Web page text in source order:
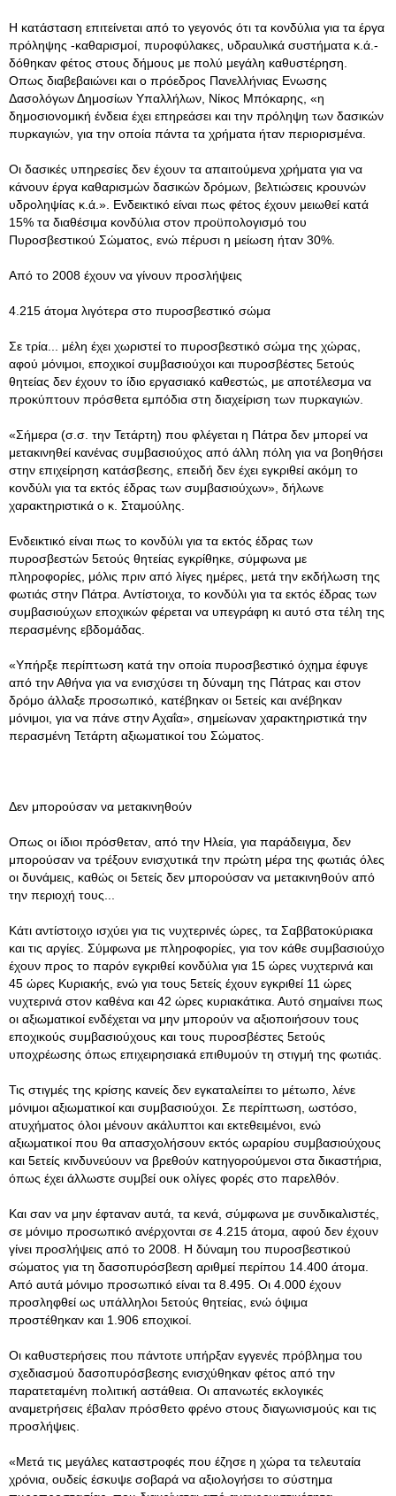
Η κατάσταση επιτείνεται από το γεγονός ότι τα κονδύλια για τα έργα
πρόληψης -καθαρισμοί, πυροφύλακες, υδραυλικά συστήματα κ.ά.-
δόθηκαν φέτος στους δήμους με πολύ μεγάλη καθυστέρηση.
Οπως διαβεβαιώνει και ο πρόεδρος Πανελλήνιας Ενωσης
Δασολόγων Δημοσίων Υπαλλήλων, Νίκος Μπόκαρης, «η
δημοσιονομική ένδεια έχει επηρεάσει και την πρόληψη των δασικών
πυρκαγιών, για την οποία πάντα τα χρήματα ήταν περιορισμένα.
Οι δασικές υπηρεσίες δεν έχουν τα απαιτούμενα χρήματα για να
κάνουν έργα καθαρισμών δασικών δρόμων, βελτιώσεις κρουνών
υδροληψίας κ.ά.». Ενδεικτικό είναι πως φέτος έχουν μειωθεί κατά
15% τα διαθέσιμα κονδύλια στον προϋπολογισμό του
Πυροσβεστικού Σώματος, ενώ πέρυσι η μείωση ήταν 30%.
Από το 2008 έχουν να γίνουν προσλήψεις
4.215 άτομα λιγότερα στο πυροσβεστικό σώμα
Σε τρία... μέλη έχει χωριστεί το πυροσβεστικό σώμα της χώρας,
αφού μόνιμοι, εποχικοί συμβασιούχοι και πυροσβέστες 5ετούς
θητείας δεν έχουν το ίδιο εργασιακό καθεστώς, με αποτέλεσμα να
προκύπτουν πρόσθετα εμπόδια στη διαχείριση των πυρκαγιών.
«Σήμερα (σ.σ. την Τετάρτη) που φλέγεται η Πάτρα δεν μπορεί να
μετακινηθεί κανένας συμβασιούχος από άλλη πόλη για να βοηθήσει
στην επιχείρηση κατάσβεσης, επειδή δεν έχει εγκριθεί ακόμη το
κονδύλι για τα εκτός έδρας των συμβασιούχων», δήλωνε
χαρακτηριστικά ο κ. Σταμούλης.
Ενδεικτικό είναι πως το κονδύλι για τα εκτός έδρας των
πυροσβεστών 5ετούς θητείας εγκρίθηκε, σύμφωνα με
πληροφορίες, μόλις πριν από λίγες ημέρες, μετά την εκδήλωση της
φωτιάς στην Πάτρα. Αντίστοιχα, το κονδύλι για τα εκτός έδρας των
συμβασιούχων εποχικών φέρεται να υπεγράφη κι αυτό στα τέλη της
περασμένης εβδομάδας.
«Υπήρξε περίπτωση κατά την οποία πυροσβεστικό όχημα έφυγε
από την Αθήνα για να ενισχύσει τη δύναμη της Πάτρας και στον
δρόμο άλλαξε προσωπικό, κατέβηκαν οι 5ετείς και ανέβηκαν
μόνιμοι, για να πάνε στην Αχαΐα», σημείωναν χαρακτηριστικά την
περασμένη Τετάρτη αξιωματικοί του Σώματος.
Δεν μπορούσαν να μετακινηθούν
Οπως οι ίδιοι πρόσθεταν, από την Ηλεία, για παράδειγμα, δεν
μπορούσαν να τρέξουν ενισχυτικά την πρώτη μέρα της φωτιάς όλες
οι δυνάμεις, καθώς οι 5ετείς δεν μπορούσαν να μετακινηθούν από
την περιοχή τους...
Κάτι αντίστοιχο ισχύει για τις νυχτερινές ώρες, τα Σαββατοκύριακα
και τις αργίες. Σύμφωνα με πληροφορίες, για τον κάθε συμβασιούχο
έχουν προς το παρόν εγκριθεί κονδύλια για 15 ώρες νυχτερινά και
45 ώρες Κυριακής, ενώ για τους 5ετείς έχουν εγκριθεί 11 ώρες
νυχτερινά στον καθένα και 42 ώρες κυριακάτικα. Αυτό σημαίνει πως
οι αξιωματικοί ενδέχεται να μην μπορούν να αξιοποιήσουν τους
εποχικούς συμβασιούχους και τους πυροσβέστες 5ετούς
υποχρέωσης όπως επιχειρησιακά επιθυμούν τη στιγμή της φωτιάς.
Τις στιγμές της κρίσης κανείς δεν εγκαταλείπει το μέτωπο, λένε
μόνιμοι αξιωματικοί και συμβασιούχοι. Σε περίπτωση, ωστόσο,
ατυχήματος όλοι μένουν ακάλυπτοι και εκτεθειμένοι, ενώ
αξιωματικοί που θα απασχολήσουν εκτός ωραρίου συμβασιούχους
και 5ετείς κινδυνεύουν να βρεθούν κατηγορούμενοι στα δικαστήρια,
όπως έχει άλλωστε συμβεί ουκ ολίγες φορές στο παρελθόν.
Και σαν να μην έφταναν αυτά, τα κενά, σύμφωνα με συνδικαλιστές,
σε μόνιμο προσωπικό ανέρχονται σε 4.215 άτομα, αφού δεν έχουν
γίνει προσλήψεις από το 2008. Η δύναμη του πυροσβεστικού
σώματος για τη δασοπυρόσβεση αριθμεί περίπου 14.400 άτομα.
Από αυτά μόνιμο προσωπικό είναι τα 8.495. Οι 4.000 έχουν
προσληφθεί ως υπάλληλοι 5ετούς θητείας, ενώ όψιμα
προστέθηκαν και 1.906 εποχικοί.
Οι καθυστερήσεις που πάντοτε υπήρξαν εγγενές πρόβλημα του
σχεδιασμού δασοπυρόσβεσης ενισχύθηκαν φέτος από την
παρατεταμένη πολιτική αστάθεια. Οι απανωτές εκλογικές
αναμετρήσεις έβαλαν πρόσθετο φρένο στους διαγωνισμούς και τις
προσλήψεις.
«Μετά τις μεγάλες καταστροφές που έζησε η χώρα τα τελευταία
χρόνια, ουδείς έσκυψε σοβαρά να αξιολογήσει το σύστημα